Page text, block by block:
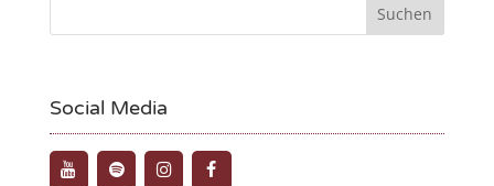
Social Media